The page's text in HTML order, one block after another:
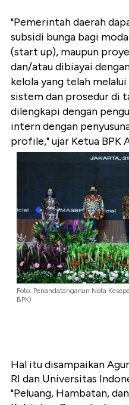
"Pemerintah daerah
subsidi bunga bagi
(start up), maupun
dan/atau dibiayai
kelola yang telah
sistem dan prosedur di
dilengkapi dengan
intern dengan
profile," ujar Ketua BPK
Foto: Penandatanganan Nota
BPK)
Hal itu disampaikan
RI dan Universitas
"Peluang, Hambatan,